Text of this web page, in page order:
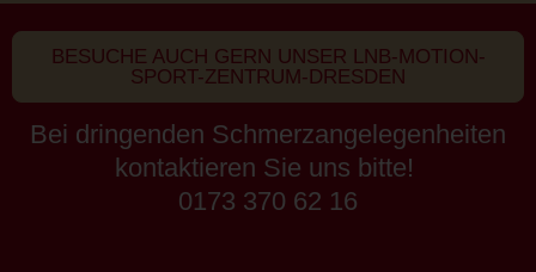
BESUCHE AUCH GERN UNSER LNB-MOTION-
SPORT-ZENTRUM-DRESDEN
Bei dringenden Schmerzangelegenheiten
kontaktieren Sie uns bitte!
0173 370 62 16